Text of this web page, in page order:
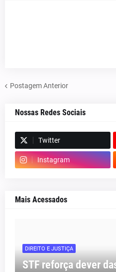
Postagem Anterior
Nossas Redes Sociais
Twitter
Instagram
Mais Acessados
DIREITO E JUSTIÇA
STF reforça dever